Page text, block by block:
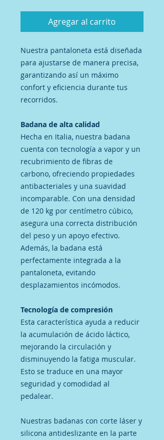
Agregar al carrito
Nuestra pantaloneta está diseñada
para ajustarse de manera precisa,
garantizando así un máximo
confort y eficiencia durante tus
recorridos.
Badana de alta calidad
Hecha en Italia, nuestra badana
cuenta con tecnología a vapor y un
recubrimiento de fibras de
carbono, ofreciendo propiedades
antibacteriales y una suavidad
incomparable. Con una densidad
de 120 kg por centímetro cúbico,
asegura una correcta distribución
del peso y un apoyo efectivo.
Además, la badana está
perfectamente integrada a la
pantaloneta, evitando
desplazamientos incómodos.
Tecnología de compresión
Esta característica ayuda a reducir
la acumulación de ácido láctico,
mejorando la circulación y
disminuyendo la fatiga muscular.
Esto se traduce en una mayor
seguridad y comodidad al
pedalear.
Nuestras badanas con corte láser y
silicona antideslizante en la parte